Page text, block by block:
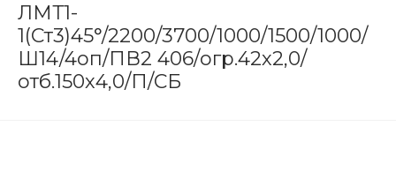
ЛМТ1-
1(Ст3)45°/2200/3700/1000/1500/1000/
Ш14/4оп/ПВ2 406/огр.42х2,0/
отб.150х4,0/П/СБ